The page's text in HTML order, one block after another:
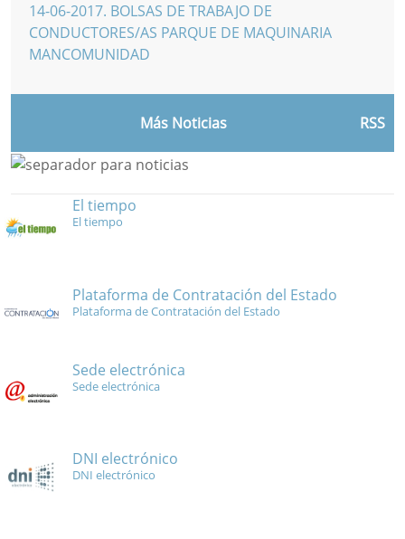
14-06-2017. BOLSAS DE TRABAJO DE
CONDUCTORES/AS PARQUE DE MAQUINARIA
MANCOMUNIDAD
Más Noticias RSS
El tiempo
El tiempo
Plataforma de Contratación del Estado
Plataforma de Contratación del Estado
Sede electrónica
Sede electrónica
DNI electrónico
DNI electrónico